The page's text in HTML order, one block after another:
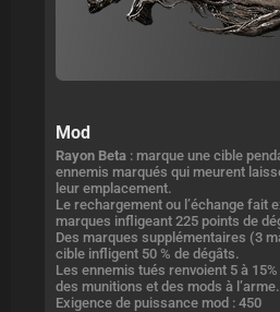
Mod
Rayon Beta : marque une cible
ennemis marqués qui meurent
leur emplacement.
Le rechargement ou l’échange fait
marques infligeant 225 points de
Des marques supplémentaires (3
cible infligent 50 % de dégâts.
Les ennemis tués renvoient 5 à
des munitions et des mods à l’arme.
Exigence de puissance mod : 450